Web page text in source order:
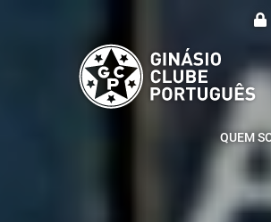
QUEM